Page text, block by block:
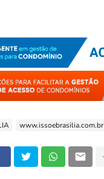
www.issoebrasilia.com.br